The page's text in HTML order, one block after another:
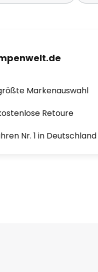
Markenauswahl
Retoure
Nr. 1 in Deutschland